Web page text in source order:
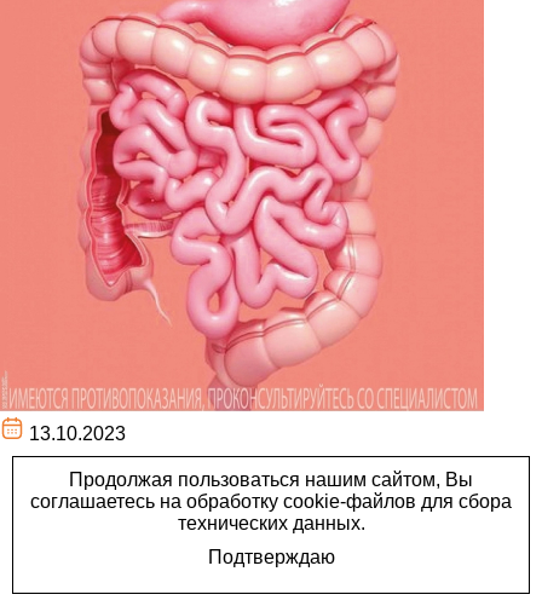
13.10.2023
Ирригография -
рентгенологическое
исследование, которое